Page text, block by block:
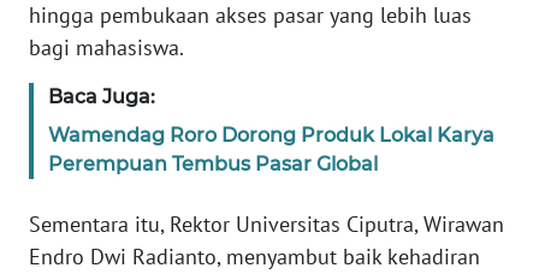
hingga pembukaan akses pasar yang lebih luas
bagi mahasiswa.
Baca Juga:
Wamendag Roro Dorong Produk Lokal Karya
Perempuan Tembus Pasar Global
Sementara itu, Rektor Universitas Ciputra, Wirawan
Endro Dwi Radianto, menyambut baik kehadiran
NTT
WN